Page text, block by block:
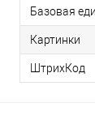
Базовая
Картинки
ШтрихКод